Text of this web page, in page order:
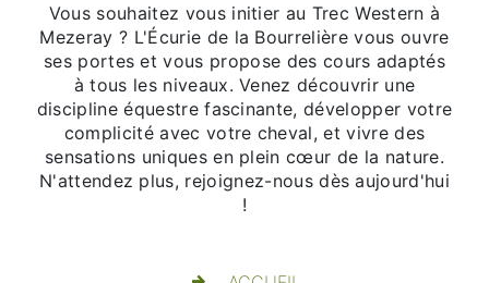
Vous souhaitez vous initier au Trec Western à
Mezeray ? L'Écurie de la Bourrelière vous ouvre
ses portes et vous propose des cours adaptés
à tous les niveaux. Venez découvrir une
discipline équestre fascinante, développer votre
complicité avec votre cheval, et vivre des
sensations uniques en plein cœur de la nature.
N'attendez plus, rejoignez-nous dès aujourd'hui
!